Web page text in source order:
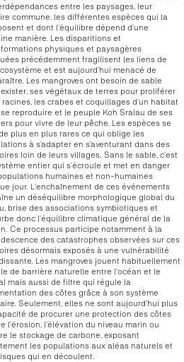
entre les paysages, leur
commune, les différentes espèces qui la
et dont l’équilibre dépend d’une
manière. Les disparitions et
physiques et paysagères
précédemment fragilisent les liens de
et est aujourd’hui menacé de
Les mangroves ont besoin de sable
ses végétaux de terres pour proliférer
racines, les crabes et coquillages d’un habitat
reproduire et le peuple Koh Sralau de ses
pour vivre de leur pêche. Les espèces se
plus en plus rares ce qui oblige les
à s’adapter en s’aventurant dans des
loin de leurs villages. Sans le sable, c’est
entier qui s’écroule et met en danger
humaines et non-humaines
jour. L’enchaînement de ces événements
un déséquilibre morphologique global du
brise des associations symbiotiques et
donc l’équilibre climatique général de la
Ce processus participe notamment à la
des catastrophes observées sur ces
désormais exposés à une vulnérabilité
Les mangroves jouent habituellement
de barrière naturelle entre l’océan et le
mais aussi de filtre qui régule la
des côtes grâce à son système
Seulement, elles ne sont aujourd’hui plus
de procurer une protection des côtes
l’érosion, l’élévation du niveau marin ou
le stockage de carbone, exposant
les populations aux aléas naturels et
qui en découlent.